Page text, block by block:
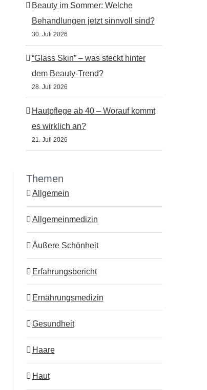
Beauty im Sommer: Welche
Behandlungen jetzt sinnvoll sind?
30. Juli 2026
“Glass Skin” – was steckt hinter
dem Beauty-Trend?
28. Juli 2026
Hautpflege ab 40 – Worauf kommt
es wirklich an?
21. Juli 2026
Themen
Allgemein
Allgemeinmedizin
Äußere Schönheit
Erfahrungsbericht
Ernährungsmedizin
Gesundheit
Haare
Haut